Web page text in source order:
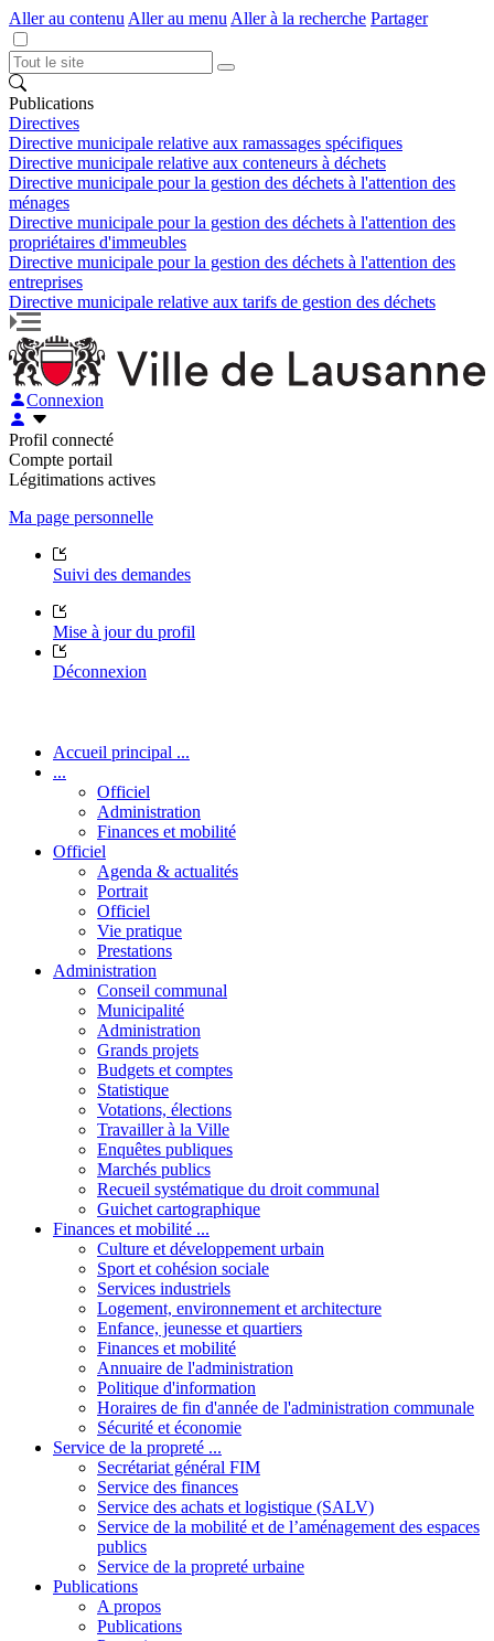
Aller au contenu Aller au menu Aller à la recherche Partager
Publications
Directives
Directive municipale relative aux ramassages spécifiques
Directive municipale relative aux conteneurs à déchets
Directive municipale pour la gestion des déchets à l'attention des
ménages
Directive municipale pour la gestion des déchets à l'attention des
propriétaires d'immeubles
Directive municipale pour la gestion des déchets à l'attention des
entreprises
Directive municipale relative aux tarifs de gestion des déchets
Connexion
Profil connecté
Compte portail
Légitimations actives
Ma page personnelle
Suivi des demandes
Mise à jour du profil
Déconnexion
Accueil principal ...
...
Officiel
Administration
Finances et mobilité
Officiel
Agenda & actualités
Portrait
Officiel
Vie pratique
Prestations
Administration
Conseil communal
Municipalité
Administration
Grands projets
Budgets et comptes
Statistique
Votations, élections
Travailler à la Ville
Enquêtes publiques
Marchés publics
Recueil systématique du droit communal
Guichet cartographique
Finances et mobilité ...
Culture et développement urbain
Sport et cohésion sociale
Services industriels
Logement, environnement et architecture
Enfance, jeunesse et quartiers
Finances et mobilité
Annuaire de l'administration
Politique d'information
Horaires de fin d'année de l'administration communale
Sécurité et économie
Service de la propreté ...
Secrétariat général FIM
Service des finances
Service des achats et logistique (SALV)
Service de la mobilité et de l’aménagement des espaces
publics
Service de la propreté urbaine
Publications
A propos
Publications